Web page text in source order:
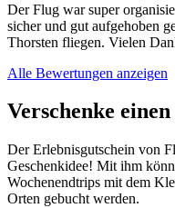
Der Flug war super
sicher und gut aufgehoben
Thorsten fliegen. Vielen
Alle Bewertungen anzeigen
Verschenke
Der Erlebnisgutschein von
Geschenkidee! Mit ihm
Wochenendtrips mit dem
Orten gebucht werden.